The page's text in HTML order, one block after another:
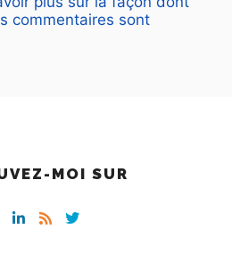
commentaires sont
MOI SUR